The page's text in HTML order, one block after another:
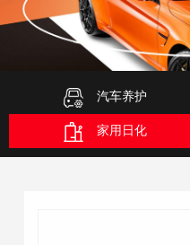
页
品
牌
介
绍
产
品
总
OEM/ODM
联
汽车养护
家用日化